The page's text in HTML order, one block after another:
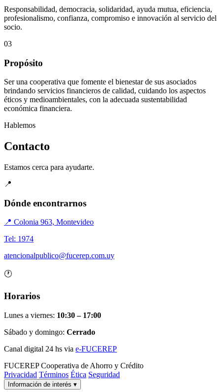
Responsabilidad, democracia, solidaridad, ayuda mutua, eficiencia,
profesionalismo, confianza, compromiso e innovación al servicio del
socio.
03
Propósito
Ser una cooperativa que fomente el bienestar de sus asociados
brindando servicios financieros de calidad, cuidando los aspectos
éticos y medioambientales, con la adecuada sustentabilidad
económica financiera.
Hablemos
Contacto
Estamos cerca para ayudarte.
📍
Dónde encontrarnos
📍 Colonia 963, Montevideo
Tel: 1974
atencionalpublico@fucerep.com.uy
🕐
Horarios
Lunes a viernes: 10:30 – 17:00
Sábado y domingo: Cerrado
Canal digital 24 hs via e-FUCEREP
FUCEREP Cooperativa de Ahorro y Crédito
Privacidad Términos Ética Seguridad
Información de interés ▾